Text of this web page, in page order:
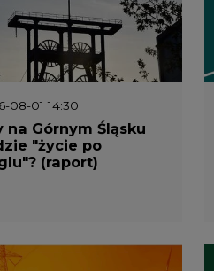
08-01 14:30
na Górnym Śląsku
"życie po
(raport)